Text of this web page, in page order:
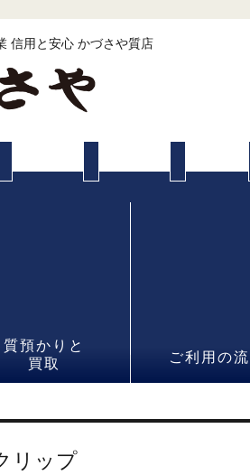
信用と安心 かづさや質店
質預かりと
買取
ご利用の
リップ